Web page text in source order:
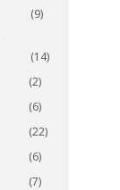
(9)
(14)
(2)
(6)
(22)
(6)
(7)